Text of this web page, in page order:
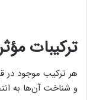
ترکیبات
هر ترکیب موجود در
و شناخت آن‌ها به